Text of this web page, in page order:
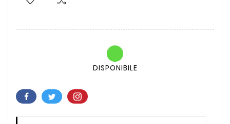
DISPONIBILE